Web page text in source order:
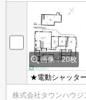
画像：20枚
★電動シャッタ
株式会社タウンハウ